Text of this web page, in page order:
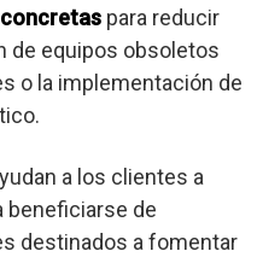
para reducir
de equipos obsoletos
o la implementación de
a los clientes a
beneficiarse de
destinados a fomentar